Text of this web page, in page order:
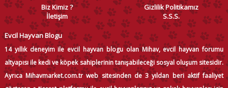
Biz Kimiz ?
Gizlilik Politikamız
İletişim
S.S.S.
Evcil Hayvan Blogu
14 yıllık deneyim ile evcil hayvan blogu olan Mihav, evcil hayvan forumu
altyapısı ile kedi ve köpek sahiplerinin tanışabileceği sosyal oluşum sitesidir.
Ayrıca Mihavmarket.com.tr web sitesinden de 3 yıldan beri aktif faaliyet